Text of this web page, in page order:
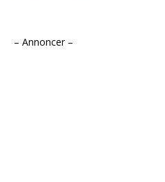
– Annoncer –